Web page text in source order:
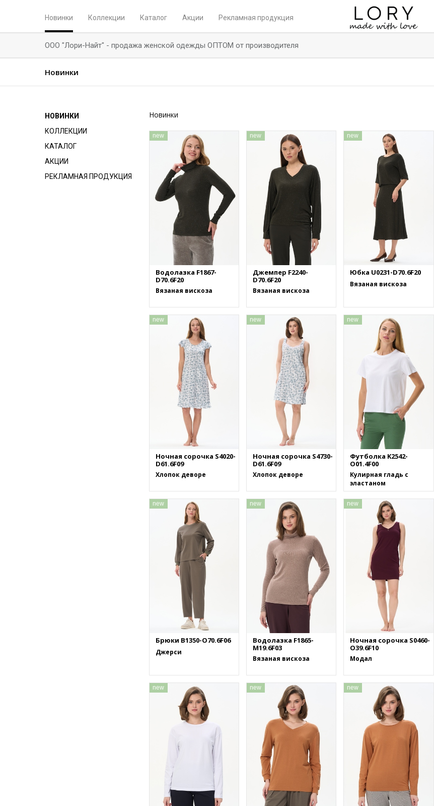
Новинки Коллекции Каталог Акции Рекламная продукция
ООО "Лори-Найт" - продажа женской одежды ОПТОМ от производителя
Новинки
НОВИНКИ
КОЛЛЕКЦИИ
КАТАЛОГ
АКЦИИ
РЕКЛАМНАЯ ПРОДУКЦИЯ
Новинки
new
Водолазка F1867-
D70.6F20
Вязаная вискоза
new
Джемпер F2240-
D70.6F20
Вязаная вискоза
new
Юбка U0231-D70.6F20
Вязаная вискоза
new
Ночная сорочка S4020-
D61.6F09
Хлопок деворе
new
Ночная сорочка S4730-
D61.6F09
Хлопок деворе
new
Футболка K2542-
O01.4F00
Кулирная гладь с
эластаном
new
Брюки B1350-O70.6F06
Джерси
new
Водолазка F1865-
M19.6F03
Вязаная вискоза
new
Ночная сорочка S0460-
O39.6F10
Модал
new new new